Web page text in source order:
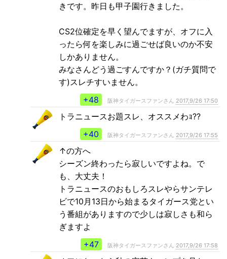
きです。昨日も甲子園行きました。
CS2位確定を早く望んでますが、オフに入
ったら何を楽しみに過ごせば良いのか不安
しかありません。
みなさんどう過ごすんですか？(ガチ質問で
す)スレチすいません。
+48
阪神タイガースファンさん 2017,9/26 17:50
トラニュースお題スレ、オススメわｮ??
+40
阪神タイガースファンさん 2017,9/26 17:55
↑の方へ
シーズン終わったら寂しいですよね。で
も、大丈夫！
トラニュースのおもしろスレやらサンテレ
ビで10月13日から始まるタイガース党とい
う番組がありますので少しは寂しさも和ら
ぎますよ
+47
阪神タイガースファンさん 2017,9/26 17:58